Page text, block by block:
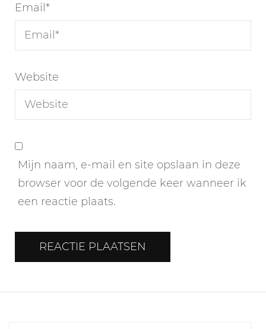
Email *
Website
Mijn naam, e-mail en site opslaan in deze
browser voor de volgende keer wanneer ik
een reactie plaats.